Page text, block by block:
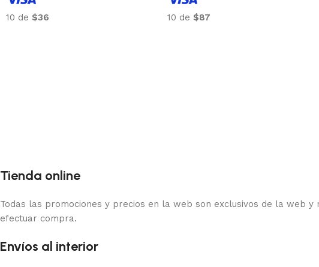
10 de $36 10 de $87
Tienda online
Todas las promociones y precios en la web son exclusivos de la web
efectuar compra.
Envíos al interior